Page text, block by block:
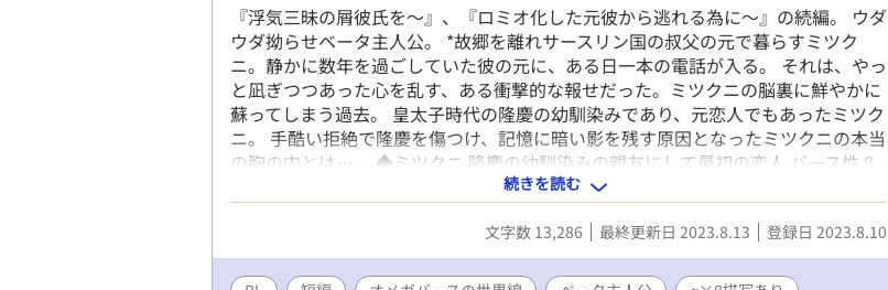
『浮気三昧の屑彼氏を〜』、『ロミオ化した元彼から逃れる為に〜』の続編。 ウダ
ウダ拗らせベータ主人公。 *故郷を離れサースリン国の叔父の元で暮らすミツク
ニ。静かに数年を過ごしていた彼の元に、ある日一本の電話が入る。 それは、やっ
と凪ぎつつあった心を乱す、ある衝撃的な報せだった。ミツクニの脳裏に鮮やかに
蘇ってしまう過去。 皇太子時代の隆慶の幼馴染みであり、元恋人でもあったミツク
ニ。 手酷い拒絶で隆慶を傷つけ、記憶に暗い影を残す原因となったミツクニの本当
の胸の内とは…。 ◆ミツクニ 隆慶の幼馴染みの親友にして最初の恋人 バース性 β
18歳 千寿侯爵家の三男で、明るく社交的な性格だったが隆慶の独占欲により病み
病みに。望まぬ体の関係に持ち込まれかけて拒否＆国外逃亡―――という事になっ
ているのだが、実は…。 ◆シメオン サースリン国での友人 バース性 β(？) 18歳 伯
爵家次男 ミツクニのサースリンでの数少ない友人の一人。 銀髪碧眼の典型的な美
形で快活な性格で少し軽薄に見える振る舞いもあるが、他人に合わせる事も知って
続きを読む
文字数 13,286 最終更新日 2023.8.13 登録日 2023.8.10